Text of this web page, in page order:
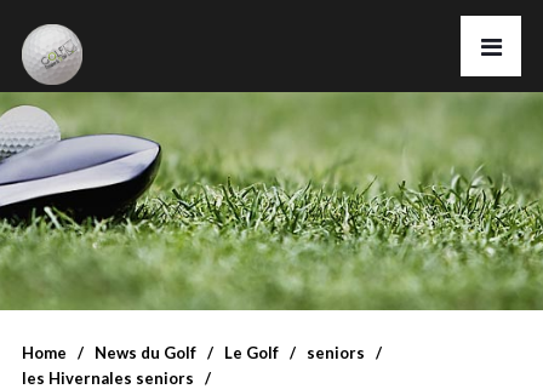
Home News du Golf Le Golf
seniors
les Hivernales seniors